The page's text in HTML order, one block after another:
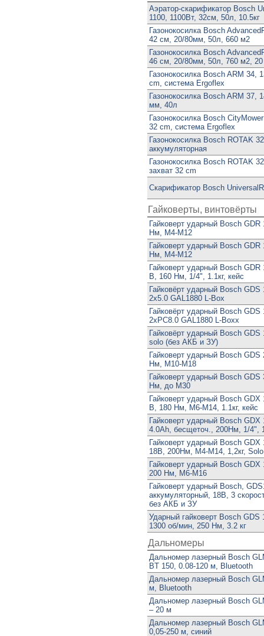
Аэратор-скарификатор Bosch
1100, 1100Вт, 32см, 50л, 10.5кг
Газонокосилка Bosch
42 см, 20/80мм, 50л, 660 м2
Газонокосилка Bosch
46 см, 20/80мм, 50л, 760 м2, 20
Газонокосилка Bosch ARM 34,
cm, система Ergoflex
Газонокосилка Bosch ARM 37,
мм, 40л
Газонокосилка Bosch
32 cm, система Ergoflex
Газонокосилка Bosch ROTAK
аккумуляторная
Газонокосилка Bosch ROTAK
захват 32 cm
Скарификатор Bosch
Гайковерты, винтовёрты
Гайковерт ударный Bosch GDR
Нм, М4-М12
Гайковерт ударный Bosch GDR
Нм, М4-М12
Гайковерт ударный Bosch
В, 160 Нм, 1/4", 1.1кг, кейс
Гайковёрт ударный Bosch
2x5.0 GAL1880 L-Box
Гайковёрт ударный Bosch
2xPC8.0 GAL1880 L-Boxx
Гайковёрт ударный Bosch
solo (без АКБ и ЗУ)
Гайковерт ударный Bosch GDS
Нм, М10-М18
Гайковерт ударный Bosch GDS
Нм, до М30
Гайковерт ударный Bosch GDX
В, 180 Нм, M6-M14, 1.1кг, кейс
Гайковерт ударный Bosch
4.0Ah, бесщеточ., 200Нм, 1/4",
Гайковерт ударный Bosch GDX
18В, 200Нм, М4-М14, 1,2кг, Solo
Гайковерт ударный Bosch GDX
200 Нм, М6-М16
Гайковерт ударный Bosch,
аккумуляторный, 18В, 3
без АКБ и ЗУ
Ударный гайковерт Bosch GDS
1300 об/мин, 250 Нм, 3.2 кг
Дальномеры
Дальномер лазерный Bosch
BT 150, 0.08-120 м, Bluetooth
Дальномер лазерный Bosch
м, Bluetooth
Дальномер лазерный Bosch
– 20 м
Дальномер лазерный Bosch
0,05-250 м, синий